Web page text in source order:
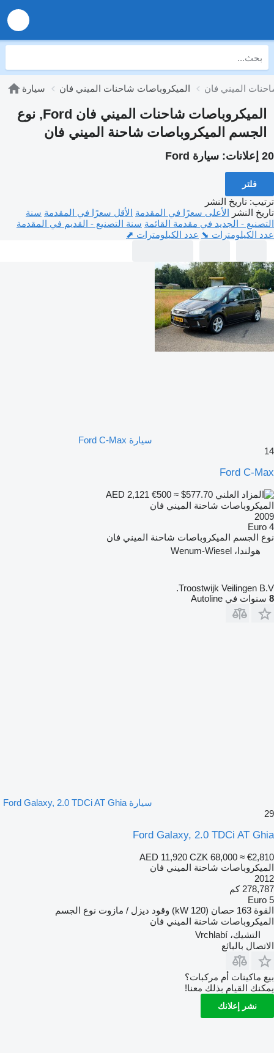
سيارة الميكروباصات شاحنات الميني فان
الميكروباصات شاحنات الميني فان Ford, نوع
الجسم الميكروباصات شاحنة الميني فان
20 إعلانات: سيارة Ford
فلتر
ترتيب: تاريخ النشر
تاريخ النشر الأعلى سعرًا في المقدمة الأقل سعرًا في المقدمة سنة
التصنيع - الجديد في مقدمة القائمة سنة التصنيع - القديم في المقدمة
عدد الكيلومترات ⬊ عدد الكيلومترات ⬈
سيارة Ford C-Max
14
Ford C-Max
€500 ≈ $577.70
الميكروباصات شاحنة الميني فان
2009
Euro 4
نوع الجسم الميكروباصات شاحنة الميني فان
هولندا، Wenum-Wiesel
Troostwijk Veilingen B.V.
8 سنوات في Autoline
سيارة Ford Galaxy, 2.0 TDCi AT Ghia
29
Ford Galaxy, 2.0 TDCi AT Ghia
AED 11,920 CZK 68,000 ≈ €2,810
الميكروباصات شاحنة الميني فان
2012
278,787 كم
Euro 5
القوة 163 حصان (120 kW) وقود ديزل / مازوت نوع الجسم
الميكروباصات شاحنة الميني فان
التشيك، Vrchlabí
الاتصال بالبائع
بيع ماكينات أم مركبات؟
يمكنك القيام بذلك معنا!
نشر إعلانك